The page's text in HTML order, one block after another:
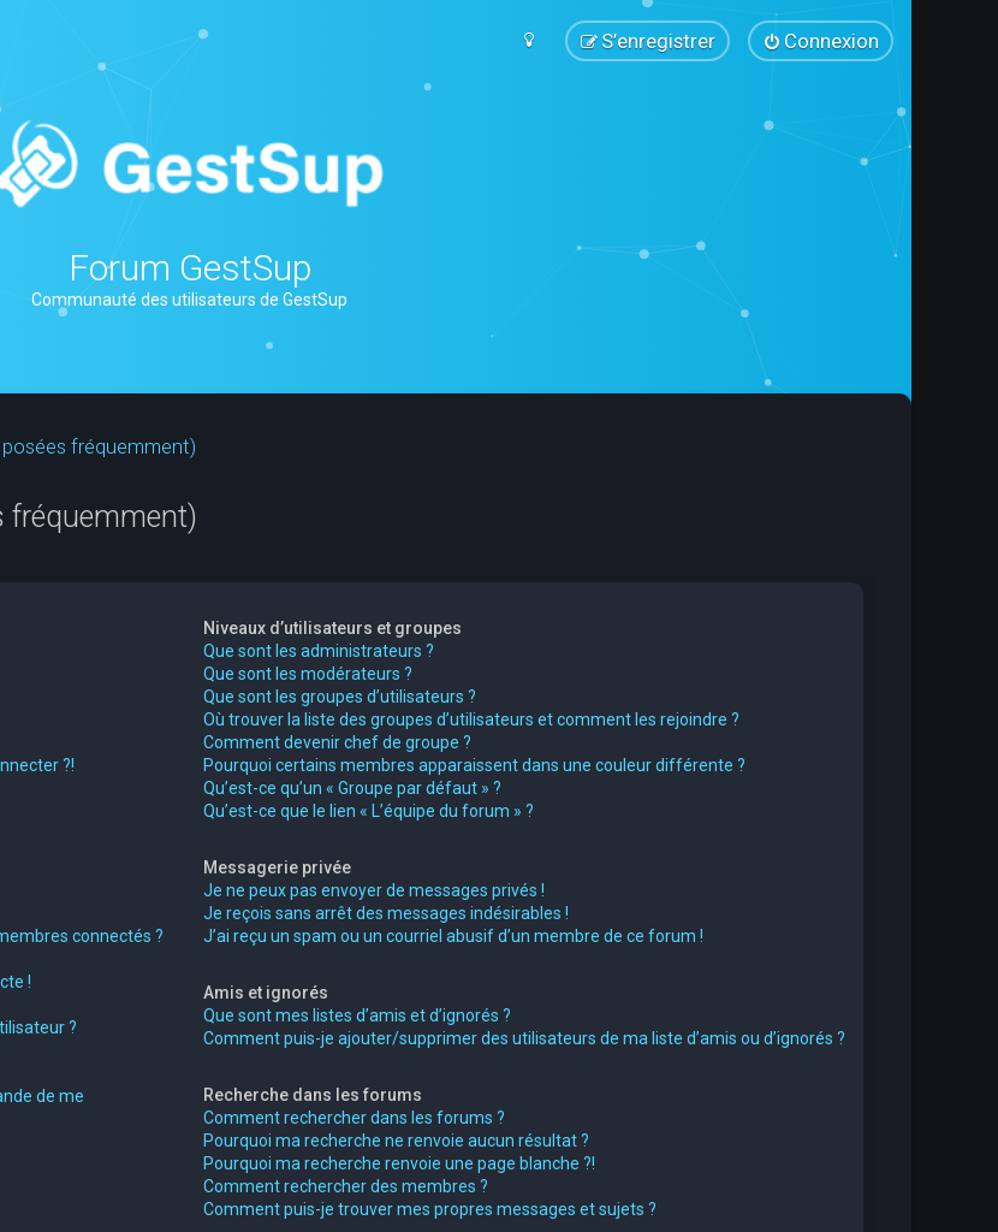
Connexion
S’enregistrer
Forum GestSup
Communauté des utilisateurs de GestSup
fréquemment)
fréquemment)
?!
connectés ?
!
?
de me
Niveaux d’utilisateurs et groupes
Que sont les administrateurs ?
Que sont les modérateurs ?
Que sont les groupes d’utilisateurs ?
Où trouver la liste des groupes d’utilisateurs et comment les rejoindre ?
Comment devenir chef de groupe ?
Pourquoi certains membres apparaissent dans une couleur différente ?
Qu’est-ce qu’un « Groupe par défaut » ?
Qu’est-ce que le lien « L’équipe du forum » ?
Messagerie privée
Je ne peux pas envoyer de messages privés !
Je reçois sans arrêt des messages indésirables !
J’ai reçu un spam ou un courriel abusif d’un membre de ce forum !
Amis et ignorés
Que sont mes listes d’amis et d’ignorés ?
Comment puis-je ajouter/supprimer des utilisateurs de ma liste d’amis ou d’ignorés ?
Recherche dans les forums
Comment rechercher dans les forums ?
Pourquoi ma recherche ne renvoie aucun résultat ?
Pourquoi ma recherche renvoie une page blanche ?!
Comment rechercher des membres ?
Comment puis-je trouver mes propres messages et sujets ?